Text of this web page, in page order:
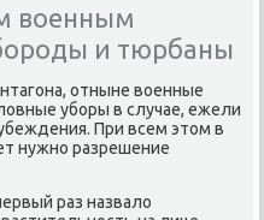
военным
и тюрбаны
отныне военные
уборы в случае, ежели
При всем этом в
нужно разрешение
раз назвало